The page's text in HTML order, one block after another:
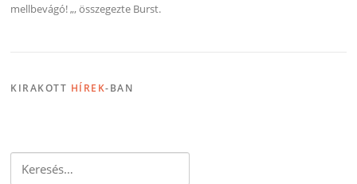
mellbevágó! „, összegezte Burst.
KIRAKOTT HÍREK-BAN